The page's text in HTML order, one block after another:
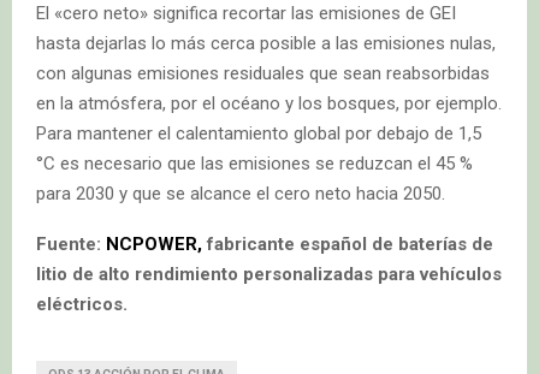
El «cero neto» significa recortar las emisiones de GEI
hasta dejarlas lo más cerca posible a las emisiones nulas,
con algunas emisiones residuales que sean reabsorbidas
en la atmósfera, por el océano y los bosques, por ejemplo.
Para mantener el calentamiento global por debajo de 1,5
°C es necesario que las emisiones se reduzcan el 45 %
para 2030 y que se alcance el cero neto hacia 2050.
Fuente: NCPOWER,fabricante español de baterías de
litio de alto rendimiento personalizadas para vehículos
eléctricos.